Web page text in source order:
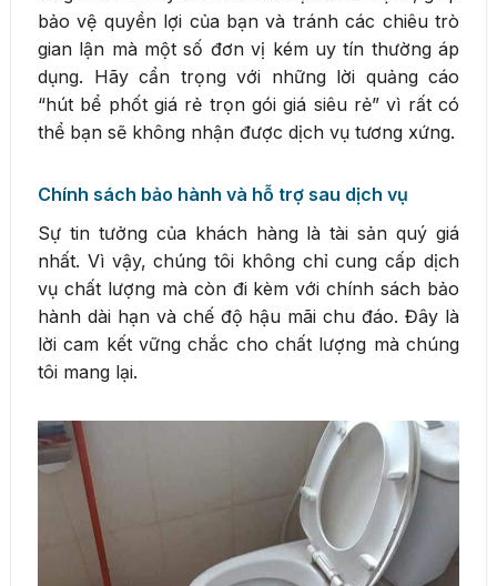
bảo vệ quyền lợi của bạn và tránh các chiêu trò
gian lận mà một số đơn vị kém uy tín thường áp
dụng. Hãy cẩn trọng với những lời quảng cáo
“hút bể phốt giá rẻ trọn gói giá siêu rẻ” vì rất có
thể bạn sẽ không nhận được dịch vụ tương xứng.
Chính sách bảo hành và hỗ trợ sau dịch vụ
Sự tin tưởng của khách hàng là tài sản quý giá
nhất. Vì vậy, chúng tôi không chỉ cung cấp dịch
vụ chất lượng mà còn đi kèm với chính sách bảo
hành dài hạn và chế độ hậu mãi chu đáo. Đây là
lời cam kết vững chắc cho chất lượng mà chúng
tôi mang lại.